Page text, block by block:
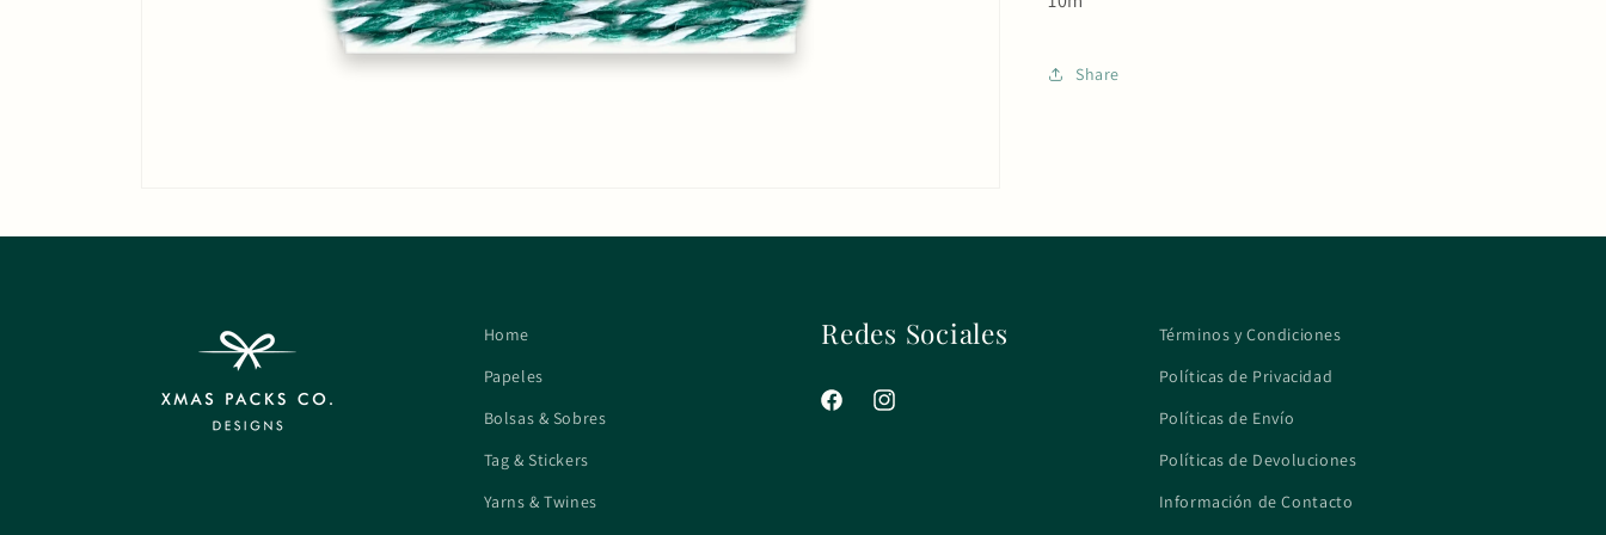
Share
Home
Papeles
Bolsas & Sobres
Tag & Stickers
Yarns & Twines
Redes Sociales
FacebookInstagram
Términos y Condiciones
Políticas de Privacidad
Políticas de Envío
Políticas de Devoluciones
Información de Contacto